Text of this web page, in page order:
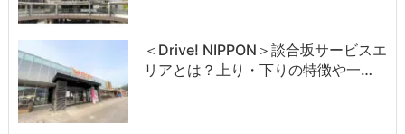
＜Drive! NIPPON＞談合坂サービスエ
リアとは？上り・下りの特徴や一…